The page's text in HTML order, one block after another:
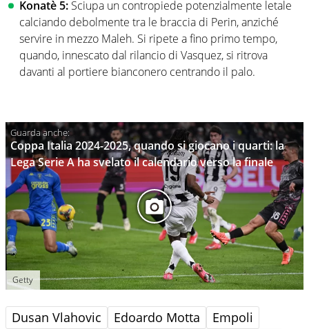
Konatè 5: Sciupa un contropiede potenzialmente letale
calciando debolmente tra le braccia di Perin, anziché
servire in mezzo Maleh. Si ripete a fino primo tempo,
quando, innescato dal rilancio di Vasquez, si ritrova
davanti al portiere bianconero centrando il palo.
Coppa Italia 2024-2025, quando si giocano i quarti: la
Lega Serie A ha svelato il calendario verso la finale
Getty
Dusan Vlahovic Edoardo Motta
Empoli